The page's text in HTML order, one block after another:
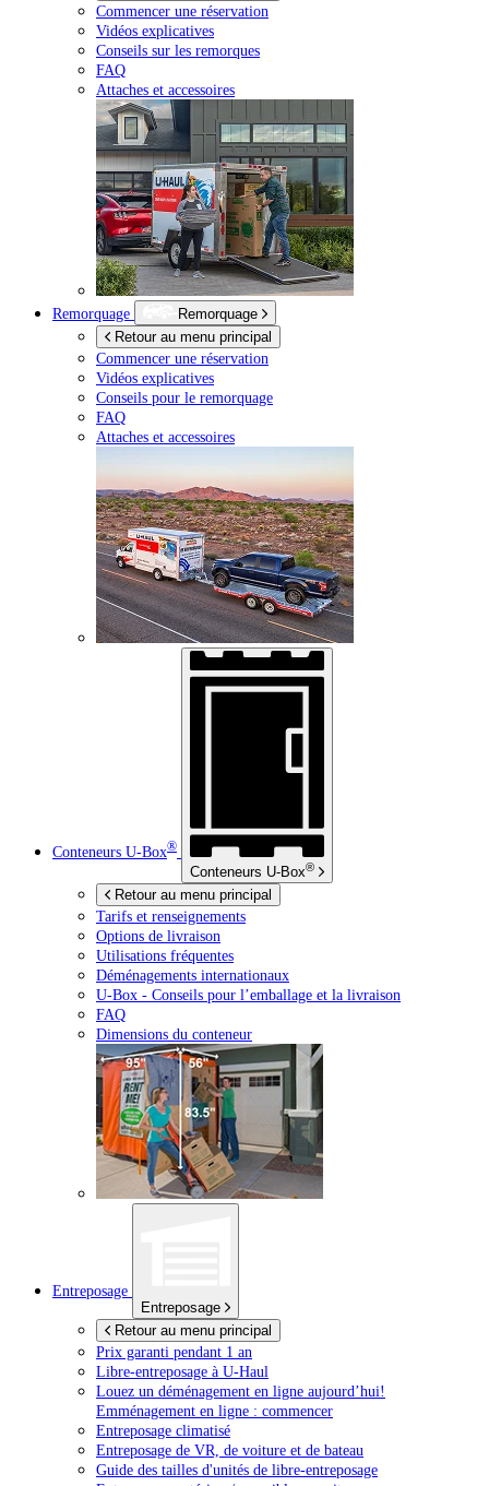
Commencer une réservation
Vidéos explicatives
Conseils sur les remorques
FAQ
Attaches et accessoires
Remorquage
Remorquage
Retour au menu principal
Commencer une réservation
Vidéos explicatives
Conseils pour le remorquage
FAQ
Attaches et accessoires
Conteneurs U-Box®
Conteneurs U-Box®
Retour au menu principal
Tarifs et renseignements
Options de livraison
Utilisations fréquentes
Déménagements internationaux
U-Box - Conseils pour l’emballage et la livraison
FAQ
Dimensions du conteneur
Entreposage
Entreposage
Retour au menu principal
Prix garanti pendant 1 an
Libre-entreposage à U-Haul
Louez un déménagement en ligne aujourd’hui!
Emménagement en ligne : commencer
Entreposage climatisé
Entreposage de VR, de voiture et de bateau
Guide des tailles d'unités de libre-entreposage